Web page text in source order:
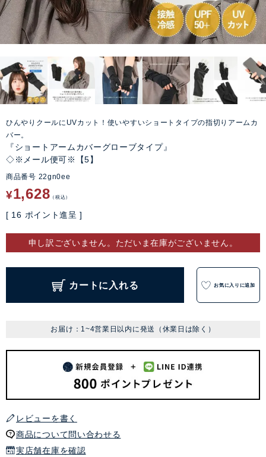
ひんやりクールにUVカット！使いやすいショートタイプの指切りアームカ
バー。
『ショートアームカバーグローブタイプ』
◇※メール便可※【5】
商品番号 22gn0ee
¥1,628 税込
[ 16 ポイント進呈 ]
申し訳ございません。ただいま在庫がございません。
カートに入れる お気に入りに追加
お届け：1~4営業日以内に発送（休業日は除く）
レビューを書く
商品について問い合わせる
実店舗在庫を確認